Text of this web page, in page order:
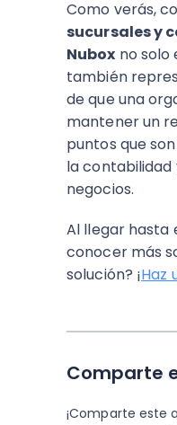
Como verás,
sucursales y
Nubox no solo
también
de que una
mantener un
puntos que
la contabilidad
negocios.
Al llegar hasta
conocer más
solución? ¡Haz
Comparte
¡Comparte este